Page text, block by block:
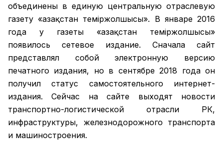
объединены в единую центральную отраслевую
газету «Қазақстан темiржолшысы». В январе 2016
года у газеты «Қазақстан теміржолшысы»
появилось сетевое издание. Сначала сайт
представлял собой электронную версию
печатного издания, но в сентябре 2018 года он
получил статус самостоятельного интернет-
издания. Сейчас на сайте выходят новости
транспортно-логистической отрасли РК,
инфраструктуры, железнодорожного транспорта
и машиностроения.